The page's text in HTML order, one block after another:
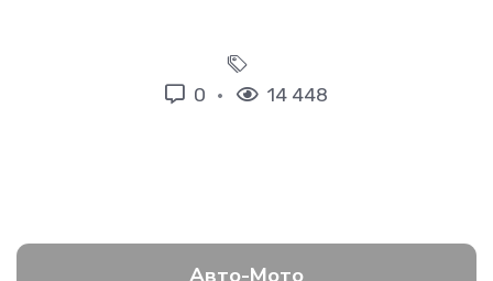
0 14 448